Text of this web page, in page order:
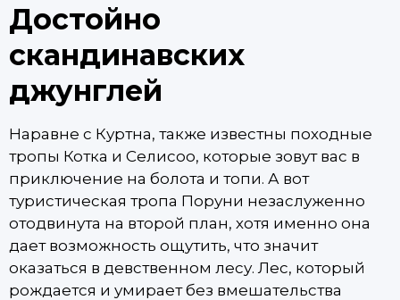
Достойно
скандинавских
джунглей
Наравне с Куртна, также известны походные
тропы Котка и Селисоо, которые зовут вас в
приключение на болота и топи. А вот
туристическая тропа Поруни незаслуженно
отодвинута на второй план, хотя именно она
дает возможность ощутить, что значит
оказаться в девственном лесу. Лес, который
рождается и умирает без вмешательства